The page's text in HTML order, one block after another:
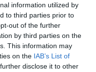
information utilized by
to third parties prior to
out of the further
by third parties on the
This information may
on the IAB’s List of
disclose it to other
το γεμάτο
Ziegler.